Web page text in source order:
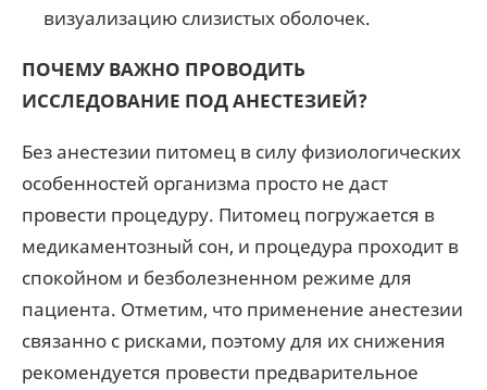
визуализацию слизистых оболочек.
ПОЧЕМУ ВАЖНО ПРОВОДИТЬ
ИССЛЕДОВАНИЕ ПОД АНЕСТЕЗИЕЙ?
Без анестезии питомец в силу физиологических
особенностей организма просто не даст
провести процедуру. Питомец погружается в
медикаментозный сон, и процедура проходит в
спокойном и безболезненном режиме для
пациента. Отметим, что применение анестезии
связанно с рисками, поэтому для их снижения
рекомендуется провести предварительное